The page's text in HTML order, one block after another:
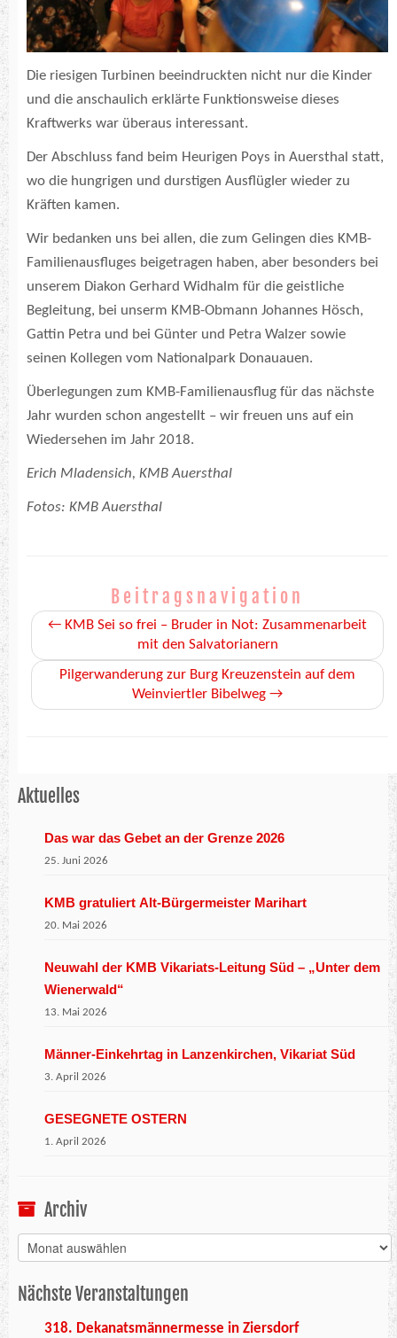
Die riesigen Turbinen beeindruckten nicht nur die Kinder
und die anschaulich erklärte Funktionsweise dieses
Kraftwerks war überaus interessant.
Der Abschluss fand beim Heurigen Poys in Auersthal statt,
wo die hungrigen und durstigen Ausflügler wieder zu
Kräften kamen.
Wir bedanken uns bei allen, die zum Gelingen dies KMB-
Familienausfluges beigetragen haben, aber besonders bei
unserem Diakon Gerhard Widhalm für die geistliche
Begleitung, bei unserm KMB-Obmann Johannes Hösch,
Gattin Petra und bei Günter und Petra Walzer sowie
seinen Kollegen vom Nationalpark Donauauen.
Überlegungen zum KMB-Familienausflug für das nächste
Jahr wurden schon angestellt – wir freuen uns auf ein
Wiedersehen im Jahr 2018.
Erich Mladensich, KMB Auersthal
Fotos: KMB Auersthal
Beitragsnavigation
← KMB Sei so frei – Bruder in Not: Zusammenarbeit
mit den Salvatorianern
Pilgerwanderung zur Burg Kreuzenstein auf dem
Weinviertler Bibelweg →
Aktuelles
Das war das Gebet an der Grenze 2026
25. Juni 2026
KMB gratuliert Alt-Bürgermeister Marihart
20. Mai 2026
Neuwahl der KMB Vikariats-Leitung Süd – „Unter dem
Wienerwald“
13. Mai 2026
Männer-Einkehrtag in Lanzenkirchen, Vikariat Süd
3. April 2026
GESEGNETE OSTERN
1. April 2026
Archiv
Archiv
Nächste Veranstaltungen
318. Dekanatsmännermesse in Ziersdorf